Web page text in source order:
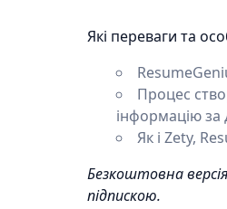
Які переваги та
Процес
інформацію за
Як і Zety,
Безкоштовна
підпискою.